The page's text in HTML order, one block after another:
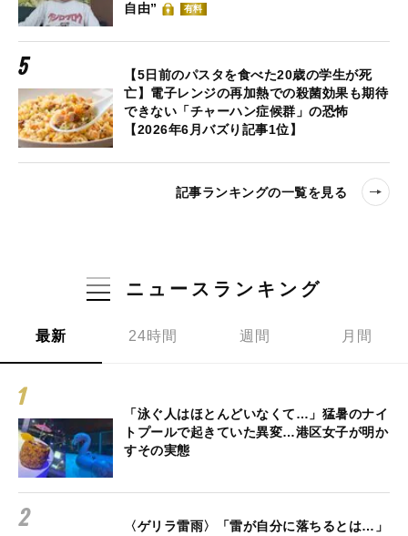
自由”
有料
【5日前のパスタを食べた20歳の学生が死
亡】電子レンジの再加熱での殺菌効果も期待
できない「チャーハン症候群」の恐怖
【2026年6月バズり記事1位】
記事ランキングの一覧を見る
ニュースランキング
最新 24時間 週間 月間
「泳ぐ人はほとんどいなくて…」猛暑のナイ
トプールで起きていた異変…港区女子が明か
すその実態
〈ゲリラ雷雨〉「雷が自分に落ちるとは…」